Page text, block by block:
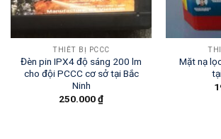
THIẾT BỊ PCCC
Đèn pin IPX4 độ sáng 200 lm
cho đội PCCC cơ sở tại Bắc
Ninh
250.000₫
Mặt nạ